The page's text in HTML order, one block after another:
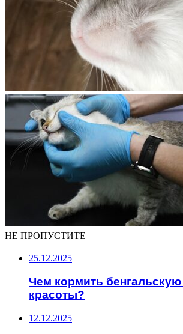
НЕ ПРОПУСТИТЕ
25.12.2025
Чем кормить
красоты?
12.12.2025